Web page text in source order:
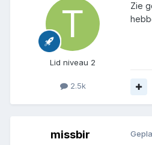
Lid niveau 2
2.5k
Zie
missbir